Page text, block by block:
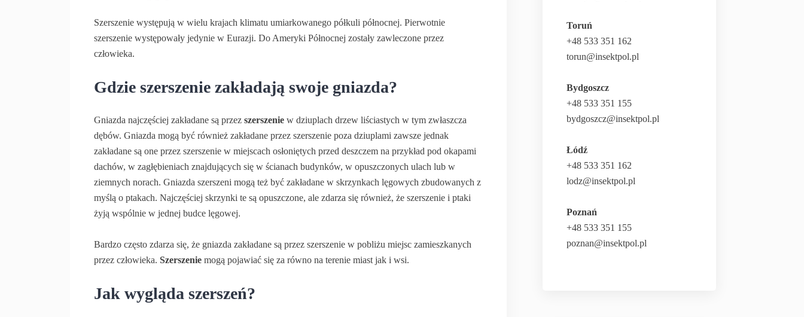
Szerszenie występują w wielu krajach klimatu umiarkowanego półkuli północnej. Pierwotnie
szerszenie występowały jedynie w Eurazji. Do Ameryki Północnej zostały zawleczone przez
człowieka.
Gdzie szerszenie zakładają swoje gniazda?
Gniazda najczęściej zakładane są przez szerszenie w dziuplach drzew liściastych w tym zwłaszcza
dębów. Gniazda mogą być również zakładane przez szerszenie poza dziuplami zawsze jednak
zakładane są one przez szerszenie w miejscach osłoniętych przed deszczem na przykład pod okapami
dachów, w zagłębieniach znajdujących się w ścianach budynków, w opuszczonych ulach lub w
ziemnych norach. Gniazda szerszeni mogą też być zakładane w skrzynkach lęgowych zbudowanych z
myślą o ptakach. Najczęściej skrzynki te są opuszczone, ale zdarza się również, że szerszenie i ptaki
żyją wspólnie w jednej budce lęgowej.
Bardzo często zdarza się, że gniazda zakładane są przez szerszenie w pobliżu miejsc zamieszkanych
przez człowieka. Szerszenie mogą pojawiać się za równo na terenie miast jak i wsi.
Jak wygląda szerszeń?
Toruń
+48 533 351 162
torun@insektpol.pl
Bydgoszcz
+48 533 351 155
bydgoszcz@insektpol.pl
Łódź
+48 533 351 162
lodz@insektpol.pl
Poznań
+48 533 351 155
poznan@insektpol.pl